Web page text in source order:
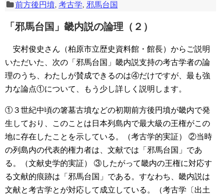
前方後円墳, 考古学, 邪馬台国
「邪馬台国」畿内説の論理（２）
安村俊史さん（柏原市立歴史資料館・館長）からご説明
いただいた、次の「邪馬台国」畿内説支持の考古学者の論
理のうち、わたしが賛成できるのは④だけですが、最も強
力な論点①について、もう少し詳しく説明します。
①３世紀中頃の箸墓古墳などの初期前方後円墳が畿内で発
生しており、このことは日本列島内で最大級の王権がこの
地に存在したことを示している。（考古学的実証）
②当時
の列島内の代表的権力者は、文献では「邪馬台国」であ
る。（文献史学的実証）
③したがって畿内の王権に対応す
る文献的痕跡は「邪馬台国」である。すなわち、畿内説は
文献と考古学とが対応して成立している。（考古学〔出土